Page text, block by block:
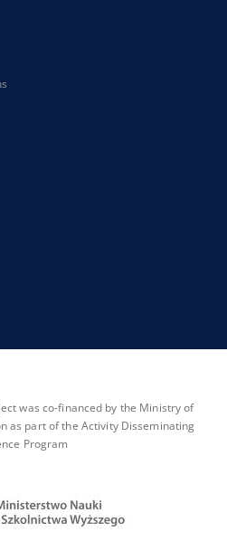
was co-financed by the Ministry of
as part of the Activity Disseminating
Program